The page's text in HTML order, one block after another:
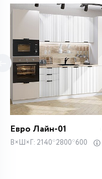
Евро Лайн-01
В×Ш×Г: 2140*2800*600